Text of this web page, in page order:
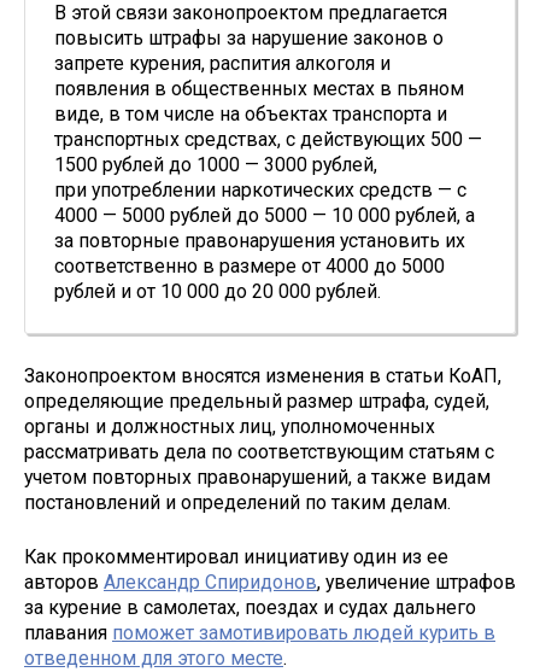
В этой связи законопроектом предлагается
повысить штрафы за нарушение законов о
запрете курения, распития алкоголя и
появления в общественных местах в пьяном
виде, в том числе на объектах транспорта и
транспортных средствах, с действующих 500 —
1500 рублей до 1000 — 3000 рублей,
при употреблении наркотических средств — с
4000 — 5000 рублей до 5000 — 10 000 рублей, а
за повторные правонарушения установить их
соответственно в размере от 4000 до 5000
рублей и от 10 000 до 20 000 рублей.
Законопроектом вносятся изменения в статьи КоАП,
определяющие предельный размер штрафа, судей,
органы и должностных лиц, уполномоченных
рассматривать дела по соответствующим статьям с
учетом повторных правонарушений, а также видам
постановлений и определений по таким делам.
Как прокомментировал инициативу один из ее
авторов Александр Спиридонов, увеличение штрафов
за курение в самолетах, поездах и судах дальнего
плавания поможет замотивировать людей курить в
отведенном для этого месте.